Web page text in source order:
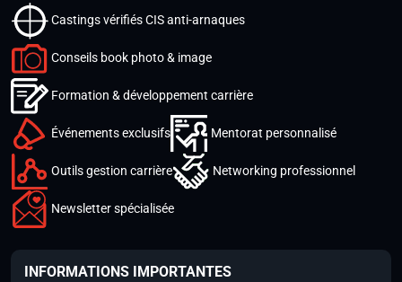
Castings vérifiés CIS anti-arnaques
Conseils book photo & image
Formation & développement carrière
Événements exclusifs Mentorat personnalisé
Outils gestion carrière Networking professionnel
Newsletter spécialisée
INFORMATIONS IMPORTANTES